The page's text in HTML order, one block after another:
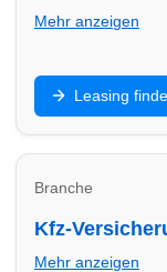
Mehr anzeigen
Privat- oder
in Hilden und
Service.
Leasing
Branche
Kfz-
Mehr anzeigen